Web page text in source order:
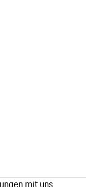
mit uns